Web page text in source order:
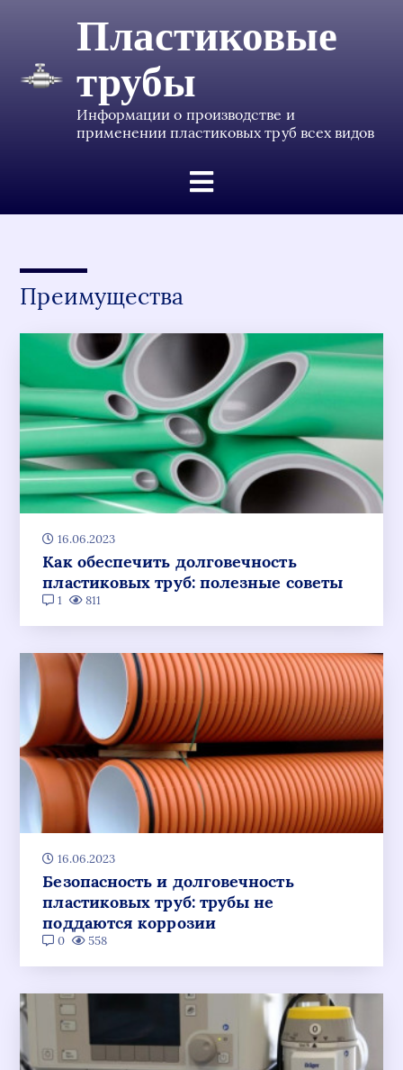
Пластиковые
трубы
Информации о производстве и
применении пластиковых труб всех видов
Преимущества
16.06.2023
Как обеспечить долговечность
пластиковых труб: полезные советы
1 811
16.06.2023
Безопасность и долговечность
пластиковых труб: трубы не
поддаются коррозии
0 558